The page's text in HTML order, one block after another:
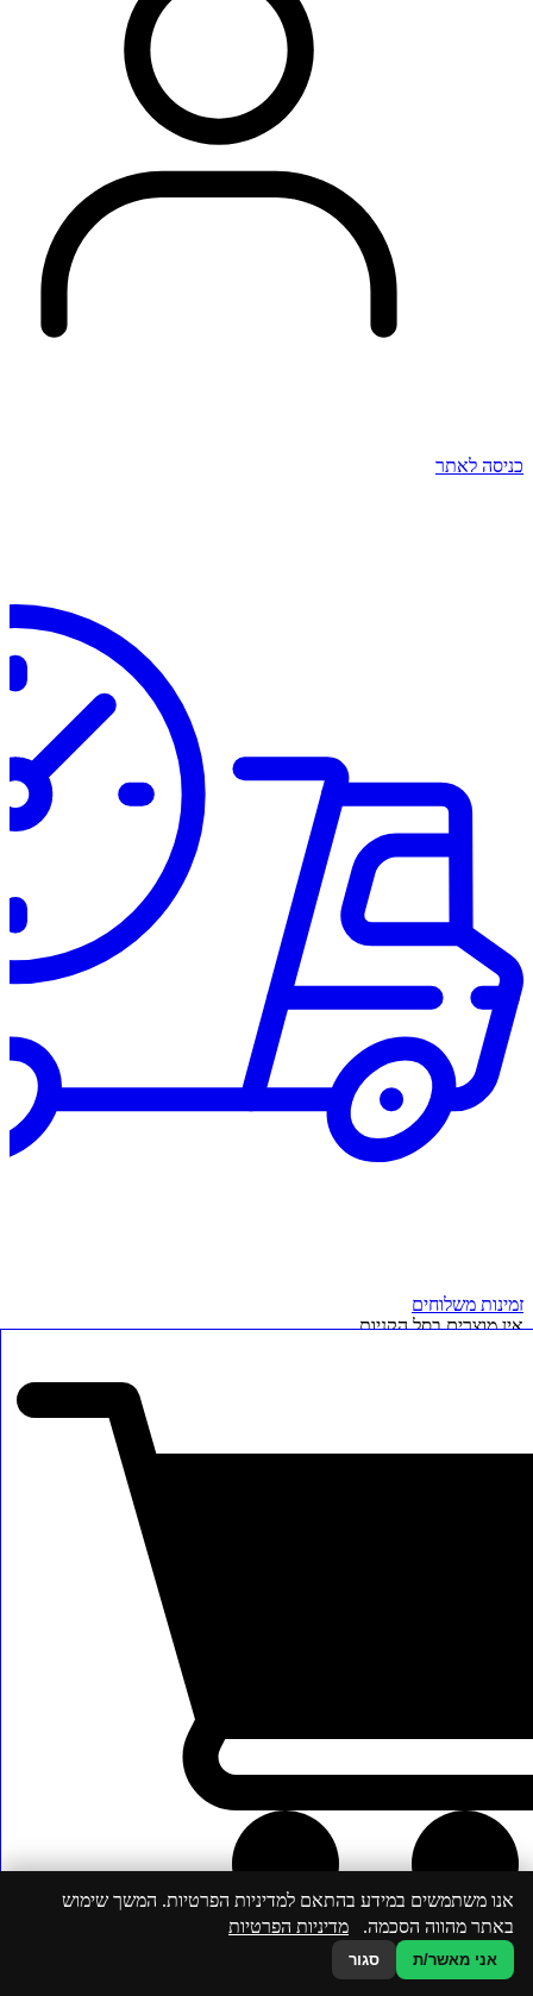
כניסה לאתר
זמינות משלוחים
אין מוצרים בסל הקניות.
אנו משתמשים במידע בהתאם למדיניות הפרטיות. המשך שימוש
באתר מהווה הסכמה. מדיניות הפרטיות
אני מאשר/ת סגור